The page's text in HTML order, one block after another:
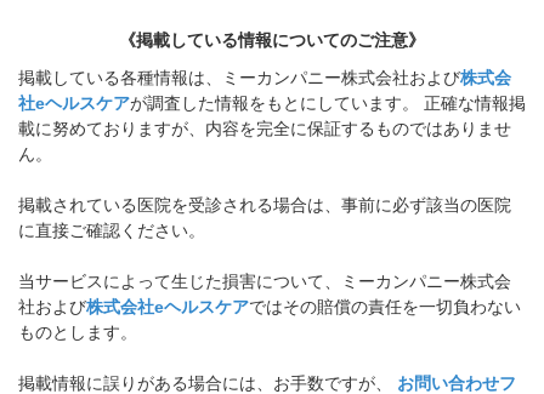
《掲載している情報についてのご注意》
掲載している各種情報は、ミーカンパニー株式会社および株式会
社eヘルスケアが調査した情報をもとにしています。 正確な情報掲
載に努めておりますが、内容を完全に保証するものではありませ
ん。
掲載されている医院を受診される場合は、事前に必ず該当の医院
に直接ご確認ください。
当サービスによって生じた損害について、ミーカンパニー株式会
社および株式会社eヘルスケアではその賠償の責任を一切負わない
ものとします。
掲載情報に誤りがある場合には、お手数ですが、
お問い合わせフ